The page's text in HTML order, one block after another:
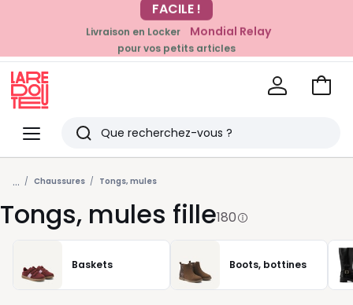
EN CE MOMENT
-20% dès 39€*
Livraison en Locker Mondial Relay
pour vos petits articles
Menu
Redoute
Rechercher
Derniers
articles
vus
Voir
... Chaussures Tongs, mules
Tongs, mules fille180
Baskets Boots, bottines